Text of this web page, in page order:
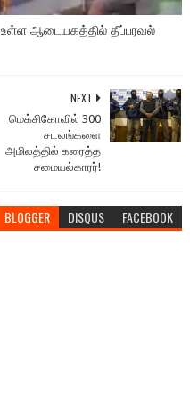
உள்ள ஆடையகத்தில் தீப்பரவல்
NEXT
மெக்சிகோவில் 300
சடலங்களை
அமிலத்தில் கரைத்த
சமையல்காரர்!
BLOGGER DISQUS FACEBOOK